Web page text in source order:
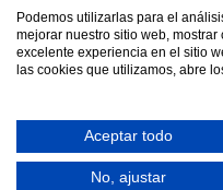
Podemos utilizarlas para el
mejorar nuestro sitio web,
excelente experiencia en el sitio
las cookies que utilizamos, abre
Aceptar todo
No, ajustar